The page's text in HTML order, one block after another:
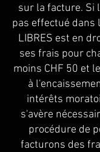
sur la facture. Si
pas effectué dans
LIBRES est en
ses frais pour
moins CHF 50 et
à
intérêts
s'avère
procédure de
facturons des